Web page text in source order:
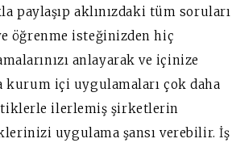
aklınızdaki tüm soruları
öğrenme isteğinizden hiç
anlayarak ve içinize
kurum içi uygulamaları çok daha
ilerlemiş şirketlerin
uygulama şansı verebilir. İş